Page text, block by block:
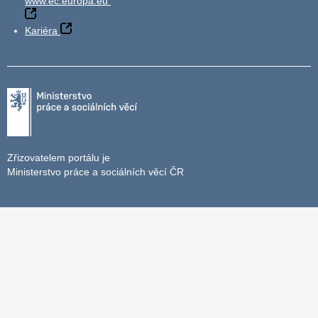
Kariéra
Zřizovatelem portálu je
Ministerstvo práce a sociálních věcí ČR